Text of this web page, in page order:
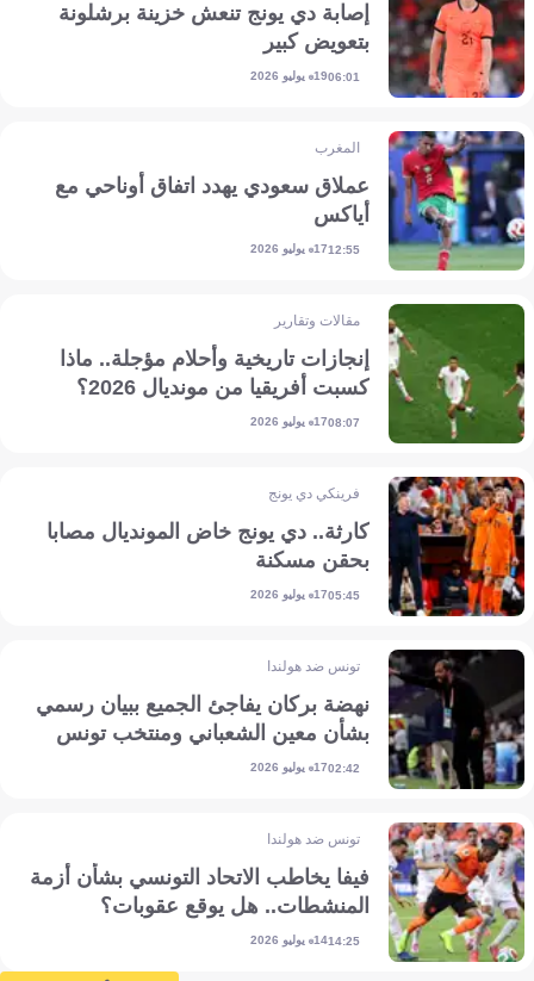
إصابة دي يونج تنعش خزينة برشلونة
بتعويض كبير
06:0119 يوليو 2026
المغرب
عملاق سعودي يهدد اتفاق أوناحي مع
أياكس
12:5517 يوليو 2026
مقالات وتقارير
إنجازات تاريخية وأحلام مؤجلة.. ماذا
كسبت أفريقيا من مونديال 2026؟
08:0717 يوليو 2026
فرينكي دي يونج
كارثة.. دي يونج خاض المونديال مصابا
بحقن مسكنة
05:4517 يوليو 2026
تونس ضد هولندا
نهضة بركان يفاجئ الجميع ببيان رسمي
بشأن معين الشعباني ومنتخب تونس
02:4217 يوليو 2026
تونس ضد هولندا
فيفا يخاطب الاتحاد التونسي بشأن أزمة
المنشطات.. هل يوقع عقوبات؟
14:2514 يوليو 2026